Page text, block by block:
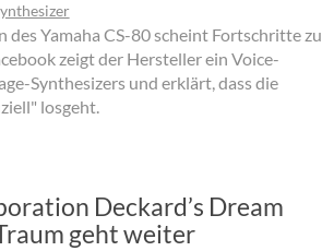
des Yamaha CS-80 scheint Fortschritte zu
zeigt der Hersteller ein Voice-
Synthesizers und erklärt, dass die
losgeht.
Deckard’s Dream
geht weiter